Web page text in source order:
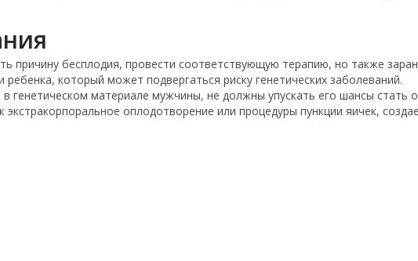
причину бесплодия, провести соответствующую терапию, но также
который может подвергаться риску генетических заболеваний.
генетическом материале мужчины, не должны упускать его шансы стать
оплодотворение или процедуры пункции яичек,